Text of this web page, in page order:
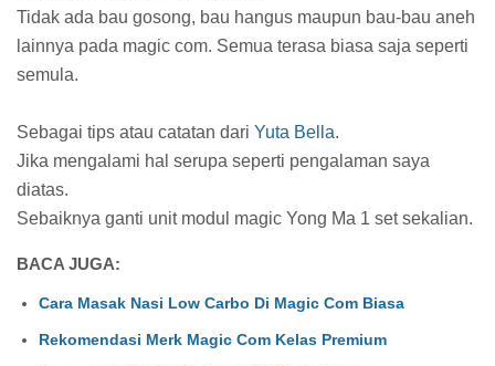
Tidak ada bau gosong, bau hangus maupun bau-bau aneh
lainnya pada magic com. Semua terasa biasa saja seperti
semula.
Sebagai tips atau catatan dari Yuta Bella.
Jika mengalami hal serupa seperti pengalaman saya
diatas.
Sebaiknya ganti unit modul magic Yong Ma 1 set sekalian.
BACA JUGA:
Cara Masak Nasi Low Carbo Di Magic Com Biasa
Rekomendasi Merk Magic Com Kelas Premium